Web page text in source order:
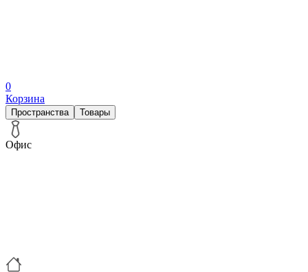
0
Корзина
Пространства Товары
Офис